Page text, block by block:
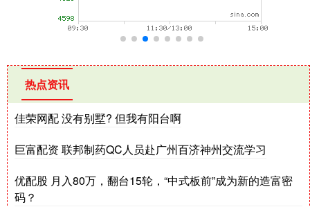
热点资讯
佳荣网配 没有别墅? 但我有阳台啊
巨富配资 联邦制药QC人员赴广州百济神州交流学习
优配股 月入80万，翻台15轮，“中式板前”成为新的造富密
码？